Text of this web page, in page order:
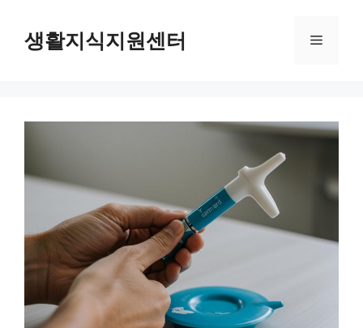
content생활지식지원센터 Menu